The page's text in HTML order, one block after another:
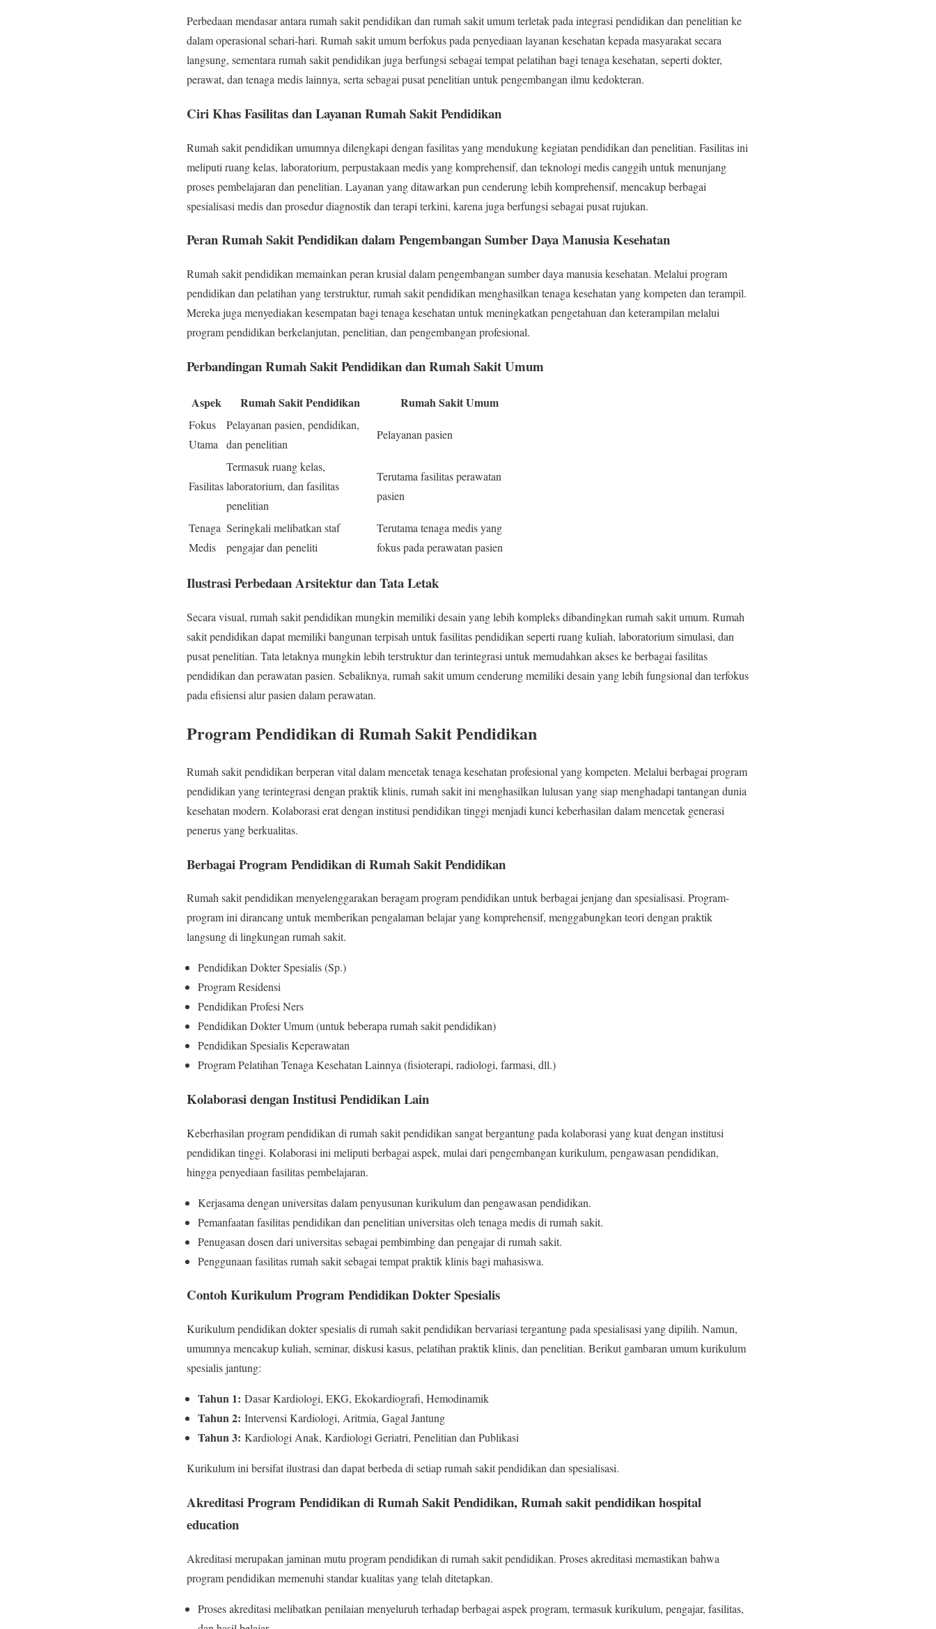
Perbedaan mendasar antara rumah sakit pendidikan dan rumah sakit umum terletak pada integrasi pendidikan dan penelitian ke
dalam operasional sehari-hari. Rumah sakit umum berfokus pada penyediaan layanan kesehatan kepada masyarakat secara
langsung, sementara rumah sakit pendidikan juga berfungsi sebagai tempat pelatihan bagi tenaga kesehatan, seperti dokter,
perawat, dan tenaga medis lainnya, serta sebagai pusat penelitian untuk pengembangan ilmu kedokteran.
Ciri Khas Fasilitas dan Layanan Rumah Sakit Pendidikan
Rumah sakit pendidikan umumnya dilengkapi dengan fasilitas yang mendukung kegiatan pendidikan dan penelitian. Fasilitas ini
meliputi ruang kelas, laboratorium, perpustakaan medis yang komprehensif, dan teknologi medis canggih untuk menunjang
proses pembelajaran dan penelitian. Layanan yang ditawarkan pun cenderung lebih komprehensif, mencakup berbagai
spesialisasi medis dan prosedur diagnostik dan terapi terkini, karena juga berfungsi sebagai pusat rujukan.
Peran Rumah Sakit Pendidikan dalam Pengembangan Sumber Daya Manusia Kesehatan
Rumah sakit pendidikan memainkan peran krusial dalam pengembangan sumber daya manusia kesehatan. Melalui program
pendidikan dan pelatihan yang terstruktur, rumah sakit pendidikan menghasilkan tenaga kesehatan yang kompeten dan terampil.
Mereka juga menyediakan kesempatan bagi tenaga kesehatan untuk meningkatkan pengetahuan dan keterampilan melalui
program pendidikan berkelanjutan, penelitian, dan pengembangan profesional.
Perbandingan Rumah Sakit Pendidikan dan Rumah Sakit Umum
Aspek Rumah Sakit Pendidikan Rumah Sakit Umum
Fokus
Utama
Pelayanan pasien, pendidikan,
dan penelitian
Pelayanan pasien
Fasilitas
Termasuk ruang kelas,
laboratorium, dan fasilitas
penelitian
Terutama fasilitas perawatan
pasien
Tenaga
Medis
Seringkali melibatkan staf
pengajar dan peneliti
Terutama tenaga medis yang
fokus pada perawatan pasien
Ilustrasi Perbedaan Arsitektur dan Tata Letak
Secara visual, rumah sakit pendidikan mungkin memiliki desain yang lebih kompleks dibandingkan rumah sakit umum. Rumah
sakit pendidikan dapat memiliki bangunan terpisah untuk fasilitas pendidikan seperti ruang kuliah, laboratorium simulasi, dan
pusat penelitian. Tata letaknya mungkin lebih terstruktur dan terintegrasi untuk memudahkan akses ke berbagai fasilitas
pendidikan dan perawatan pasien. Sebaliknya, rumah sakit umum cenderung memiliki desain yang lebih fungsional dan terfokus
pada efisiensi alur pasien dalam perawatan.
Program Pendidikan di Rumah Sakit Pendidikan
Rumah sakit pendidikan berperan vital dalam mencetak tenaga kesehatan profesional yang kompeten. Melalui berbagai program
pendidikan yang terintegrasi dengan praktik klinis, rumah sakit ini menghasilkan lulusan yang siap menghadapi tantangan dunia
kesehatan modern. Kolaborasi erat dengan institusi pendidikan tinggi menjadi kunci keberhasilan dalam mencetak generasi
penerus yang berkualitas.
Berbagai Program Pendidikan di Rumah Sakit Pendidikan
Rumah sakit pendidikan menyelenggarakan beragam program pendidikan untuk berbagai jenjang dan spesialisasi. Program-
program ini dirancang untuk memberikan pengalaman belajar yang komprehensif, menggabungkan teori dengan praktik
langsung di lingkungan rumah sakit.
Pendidikan Dokter Spesialis (Sp.)
Program Residensi
Pendidikan Profesi Ners
Pendidikan Dokter Umum (untuk beberapa rumah sakit pendidikan)
Pendidikan Spesialis Keperawatan
Program Pelatihan Tenaga Kesehatan Lainnya (fisioterapi, radiologi, farmasi, dll.)
Kolaborasi dengan Institusi Pendidikan Lain
Keberhasilan program pendidikan di rumah sakit pendidikan sangat bergantung pada kolaborasi yang kuat dengan institusi
pendidikan tinggi. Kolaborasi ini meliputi berbagai aspek, mulai dari pengembangan kurikulum, pengawasan pendidikan,
hingga penyediaan fasilitas pembelajaran.
Kerjasama dengan universitas dalam penyusunan kurikulum dan pengawasan pendidikan.
Pemanfaatan fasilitas pendidikan dan penelitian universitas oleh tenaga medis di rumah sakit.
Penugasan dosen dari universitas sebagai pembimbing dan pengajar di rumah sakit.
Penggunaan fasilitas rumah sakit sebagai tempat praktik klinis bagi mahasiswa.
Contoh Kurikulum Program Pendidikan Dokter Spesialis
Kurikulum pendidikan dokter spesialis di rumah sakit pendidikan bervariasi tergantung pada spesialisasi yang dipilih. Namun,
umumnya mencakup kuliah, seminar, diskusi kasus, pelatihan praktik klinis, dan penelitian. Berikut gambaran umum kurikulum
spesialis jantung:
Tahun 1: Dasar Kardiologi, EKG, Ekokardiografi, Hemodinamik
Tahun 2: Intervensi Kardiologi, Aritmia, Gagal Jantung
Tahun 3: Kardiologi Anak, Kardiologi Geriatri, Penelitian dan Publikasi
Kurikulum ini bersifat ilustrasi dan dapat berbeda di setiap rumah sakit pendidikan dan spesialisasi.
Akreditasi Program Pendidikan di Rumah Sakit Pendidikan, Rumah sakit pendidikan hospital
education
Akreditasi merupakan jaminan mutu program pendidikan di rumah sakit pendidikan. Proses akreditasi memastikan bahwa
program pendidikan memenuhi standar kualitas yang telah ditetapkan.
Proses akreditasi melibatkan penilaian menyeluruh terhadap berbagai aspek program, termasuk kurikulum, pengajar, fasilitas,